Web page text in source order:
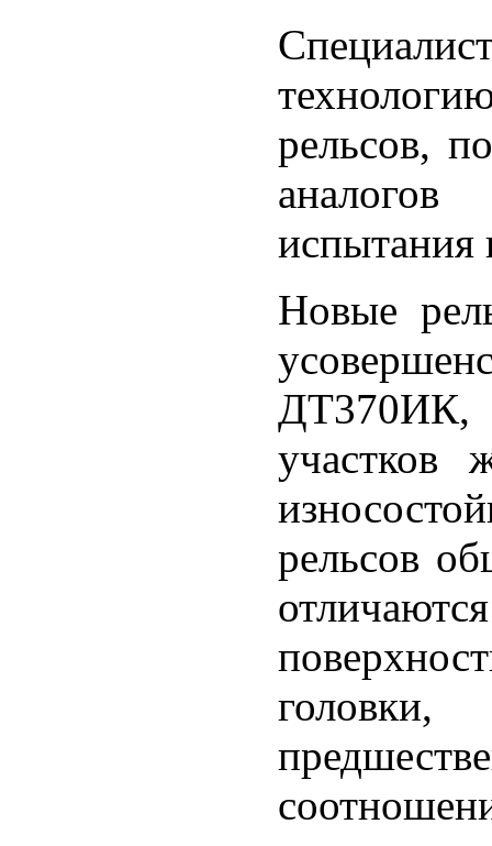
рельсов,
испытания
Новые
ДТ370ИК,
участков
рельсов